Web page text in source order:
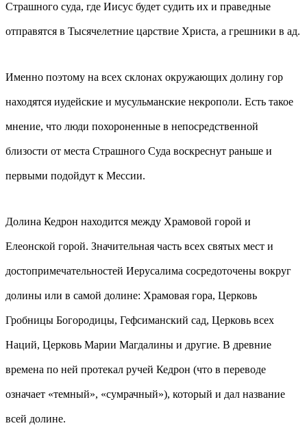
Страшного суда, где Иисус будет судить их и праведные
отправятся в Тысячелетние царствие Христа, а грешники в ад.
Именно поэтому на всех склонах окружающих долину гор
находятся иудейские и мусульманские некрополи. Есть такое
мнение, что люди похороненные в непосредственной
близости от места Страшного Суда воскреснут раньше и
первыми подойдут к Мессии.
Долина Кедрон находится между Храмовой горой и
Елеонской горой. Значительная часть всех святых мест и
достопримечательностей Иерусалима сосредоточены вокруг
долины или в самой долине: Храмовая гора, Церковь
Гробницы Богородицы, Гефсиманский сад, Церковь всех
Наций, Церковь Марии Магдалины и другие. В древние
времена по ней протекал ручей Кедрон (что в переводе
означает «темный», «сумрачный»), который и дал название
всей долине.